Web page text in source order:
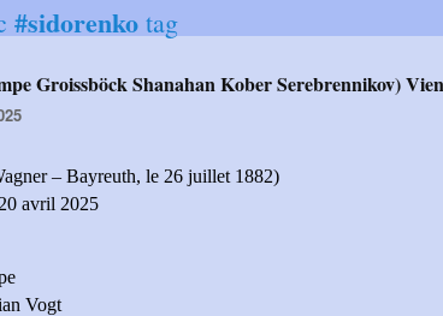
#sidorenko tag
Groissböck Shanahan Kober Serebrennikov)
– Bayreuth, le 26 juillet 1882)
avril 2025
Vogt